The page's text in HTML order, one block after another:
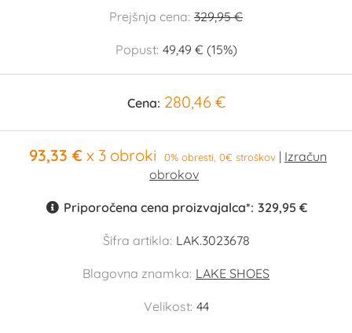
Prejšnja cena: 329,95 €
Popust: 49,49 € (15%)
Cena: 280,46 €
93,33 € x 3 obroki 0% obresti, 0€ stroškov
Priporočena cena proizvajalca*: 329,95 €
Šifra artikla: LAK.3023678
Blagovna znamka: LAKE SHOES
Velikost: 44